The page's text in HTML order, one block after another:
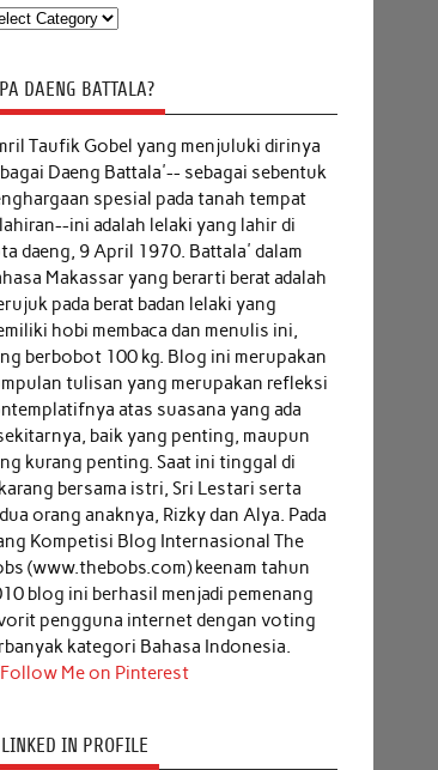
DAENG BATTALA?
Taufik Gobel yang menjuluki dirinya
Daeng Battala'-- sebagai sebentuk
spesial pada tanah tempat
ini adalah lelaki yang lahir di
daeng, 9 April 1970. Battala' dalam
Makassar yang berarti berat adalah
pada berat badan lelaki yang
hobi membaca dan menulis ini,
berbobot 100 kg. Blog ini merupakan
tulisan yang merupakan refleksi
atas suasana yang ada
baik yang penting, maupun
kurang penting. Saat ini tinggal di
bersama istri, Sri Lestari serta
orang anaknya, Rizky dan Alya. Pada
Kompetisi Blog Internasional The
(www.thebobs.com) keenam tahun
blog ini berhasil menjadi pemenang
pengguna internet dengan voting
kategori Bahasa Indonesia.
IN PROFILE